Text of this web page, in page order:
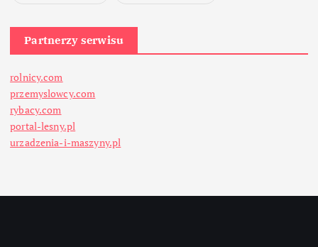
Partnerzy serwisu
rolnicy.com
przemyslowcy.com
rybacy.com
portal-lesny.pl
urzadzenia-i-maszyny.pl